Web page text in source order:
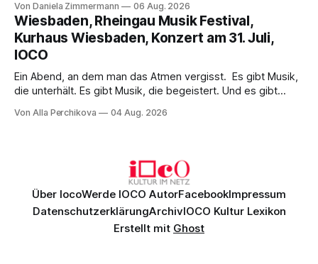
psychologische Tiefe mit starken Bildern, getragen von
einem spielfreudigen Ensemble und einer musikalisch
überzeugenden Gesamtleistung.
Von Daniela Zimmermann 06 Aug. 2026
Wiesbaden, Rheingau Musik Festival,
Kurhaus Wiesbaden, Konzert am 31. Juli,
IOCO
Ein Abend, an dem man das Atmen vergisst. Es gibt Musik,
die unterhält. Es gibt Musik, die begeistert. Und es gibt
Genau so war der Abend im Kurhaus Wiesbaden, an dem
Von Alla Perchikova 04 Aug. 2026
Über IocoWerde IOCO AutorFacebookImpressum
DatenschutzerklärungArchivIOCO Kultur Lexikon
Erstellt mit Ghost